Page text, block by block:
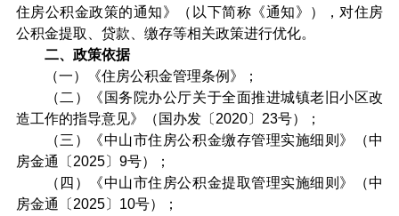
住房公积金政策的通知》（以下简称《通知》），对住房
公积金提取、贷款、缴存等相关政策进行优化。
二、政策依据
（一）《住房公积金管理条例》；
（二）《国务院办公厅关于全面推进城镇老旧小区改
造工作的指导意见》（国办发〔2020〕23号）；
（三）《中山市住房公积金缴存管理实施细则》（中
房金通〔2025〕9号）；
（四）《中山市住房公积金提取管理实施细则》（中
房金通〔2025〕10号）；